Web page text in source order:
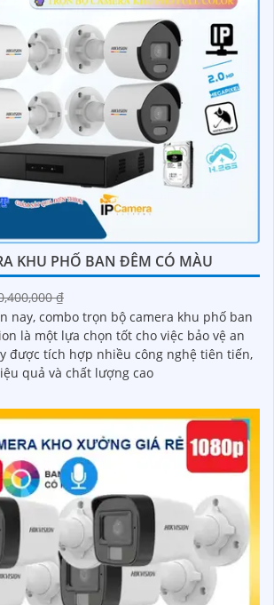
KHU PHỐ BAN ĐÊM CÓ MÀU
₫
nay, combo trọn bộ camera khu phố ban
là một lựa chọn tốt cho việc bảo vệ an
bảo sự hiệu quả và chất lượng cao